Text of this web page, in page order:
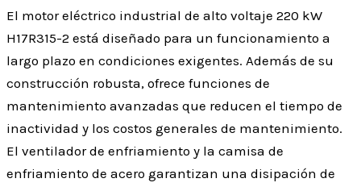
El motor eléctrico industrial de alto voltaje 220 kW
H17R315-2 está diseñado para un funcionamiento a
largo plazo en condiciones exigentes. Además de su
construcción robusta, ofrece funciones de
mantenimiento avanzadas que reducen el tiempo de
inactividad y los costos generales de mantenimiento.
El ventilador de enfriamiento y la camisa de
enfriamiento de acero garantizan una disipación de